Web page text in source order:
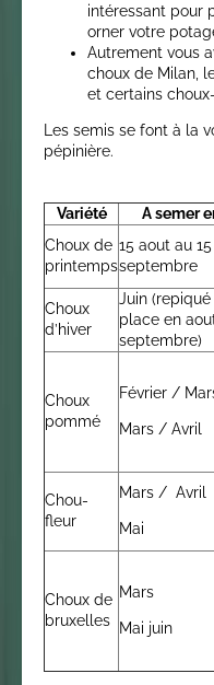
intéressant pour
orner votre
Autrement vous
choux de Milan,
et certains
Les semis se font à la
pépinière.
Variété A semer
Choux de
printemps
15 aout au 15
septembre
Choux
d’hiver
Juin (repiqué
place en
septembre)
Choux
pommé
Février /
Mars / Avril
Chou-
fleur
Mars / Avril
Mai
Choux de
bruxelles
Mars
Mai juin